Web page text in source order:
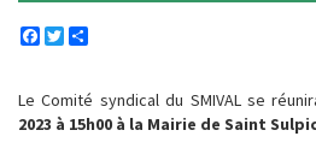
Facebook
Twitter
Le Comité syndical du SMIVAL se
2023 à 15h00 à la Mairie de Saint